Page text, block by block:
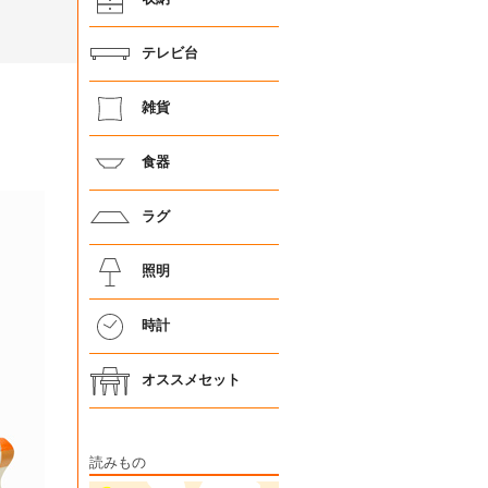
テレビ台
雑貨
食器
ラグ
照明
時計
オススメセット
読みもの